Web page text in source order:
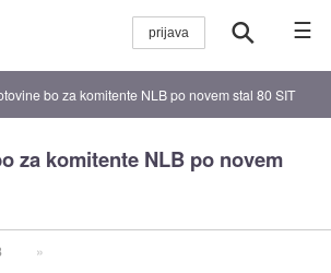
☰
bo za komitente NLB po novem stal 80 SIT
za komitente NLB po novem
»